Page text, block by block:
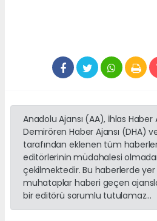
Anadolu Ajansı (AA), İhlas Haber
Demirören Haber Ajansı (DHA)
tarafından eklenen tüm
editörlerinin müdahalesi
çekilmektedir. Bu haberlerde
muhataplar haberi geçen
bir editörü sorumlu tutulamaz...